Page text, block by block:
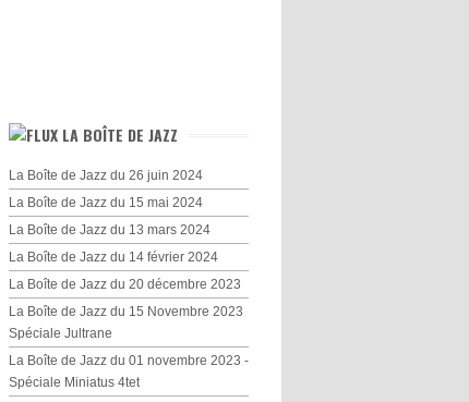
LA BOÎTE DE JAZZ
La Boîte de Jazz du 26 juin 2024
La Boîte de Jazz du 15 mai 2024
La Boîte de Jazz du 13 mars 2024
La Boîte de Jazz du 14 février 2024
La Boîte de Jazz du 20 décembre 2023
La Boîte de Jazz du 15 Novembre 2023
Spéciale Jultrane
La Boîte de Jazz du 01 novembre 2023 -
Spéciale Miniatus 4tet